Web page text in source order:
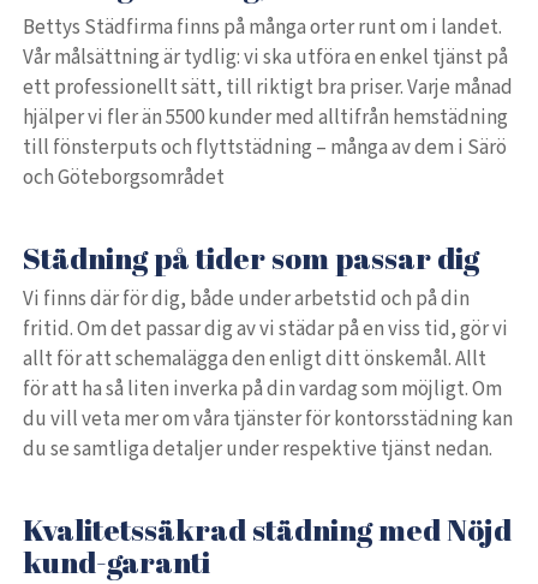
Bettys Städfirma finns på många orter runt om i landet.
Vår målsättning är tydlig: vi ska utföra en enkel tjänst på
ett professionellt sätt, till riktigt bra priser. Varje månad
hjälper vi fler än 5500 kunder med alltifrån hemstädning
till fönsterputs och flyttstädning – många av dem i Särö
och Göteborgsområdet
Städning på tider som passar dig
Vi finns där för dig, både under arbetstid och på din
fritid. Om det passar dig av vi städar på en viss tid, gör vi
allt för att schemalägga den enligt ditt önskemål. Allt
för att ha så liten inverka på din vardag som möjligt. Om
du vill veta mer om våra tjänster för kontorsstädning kan
du se samtliga detaljer under respektive tjänst nedan.
Kvalitetssäkrad städning med Nöjd
kund-garanti